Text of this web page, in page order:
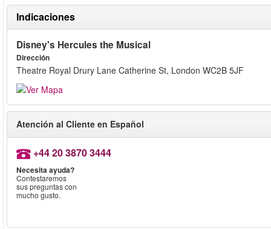
Indicaciones
Disney's Hercules the Musical
Dirección
Theatre Royal Drury Lane Catherine St, London WC2B 5JF
Atención al Cliente en Español
+44 20 3870 3444
Necesita ayuda?
Contestaremos
sus preguntas con
mucho gusto.